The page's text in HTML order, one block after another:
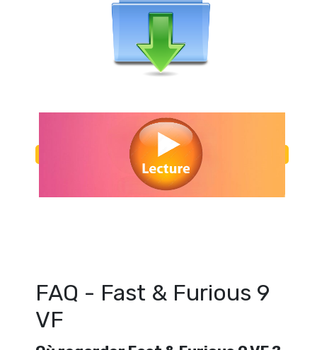
FAQ - Fast & Furious 9
VF